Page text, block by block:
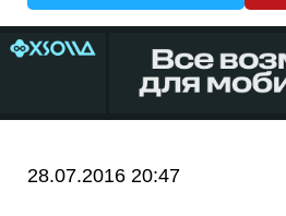
28.07.2016 20:47